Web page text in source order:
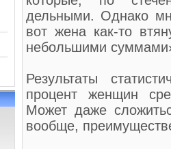
этой площадке
наш сайт. Он
нашем каталоге можно
АРЕНДА
Молодые,
финансовых вложений. А вот
кажется. Вначале ...
дельными. Однако
вот жена как-то
небольшими
Результаты
процент женщин
Может даже
вообще,